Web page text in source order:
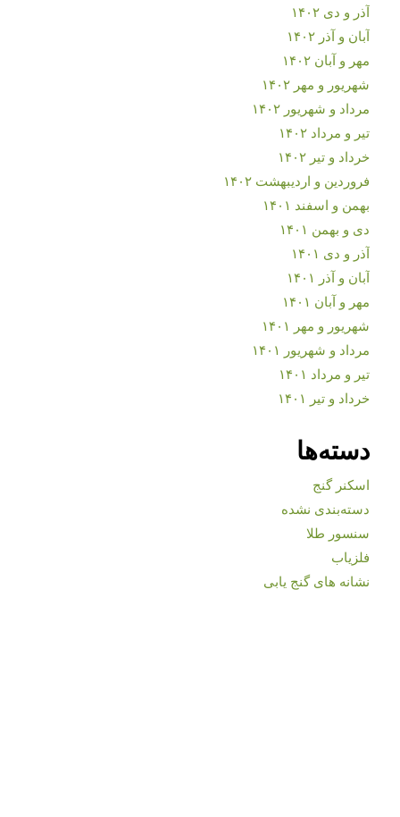
آذر و دی ۱۴۰۲
آبان و آذر ۱۴۰۲
مهر و آبان ۱۴۰۲
شهریور و مهر ۱۴۰۲
مرداد و شهریور ۱۴۰۲
تیر و مرداد ۱۴۰۲
خرداد و تیر ۱۴۰۲
فروردین و اردیبهشت ۱۴۰۲
بهمن و اسفند ۱۴۰۱
دی و بهمن ۱۴۰۱
آذر و دی ۱۴۰۱
آبان و آذر ۱۴۰۱
مهر و آبان ۱۴۰۱
شهریور و مهر ۱۴۰۱
مرداد و شهریور ۱۴۰۱
تیر و مرداد ۱۴۰۱
خرداد و تیر ۱۴۰۱
دسته‌ها
اسکنر گنج
دسته‌بندی نشده
سنسور طلا
فلزیاب
نشانه های گنج یابی